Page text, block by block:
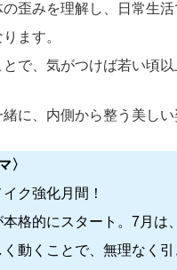
の歪みを理解し、日常生
ます。
で、気がつけば若い頃
に、内側から整う美し
〉
ク強化月間！
格的にスタート。7月は
動くことで、無理なく